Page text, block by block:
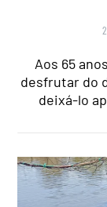
Aos 65
desfrutar do
deixá-lo